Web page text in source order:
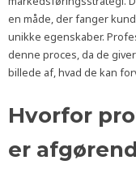
en måde, der fanger
unikke egenskaber.
denne proces, da de
billede af, hvad de kan
Hvorfor
er